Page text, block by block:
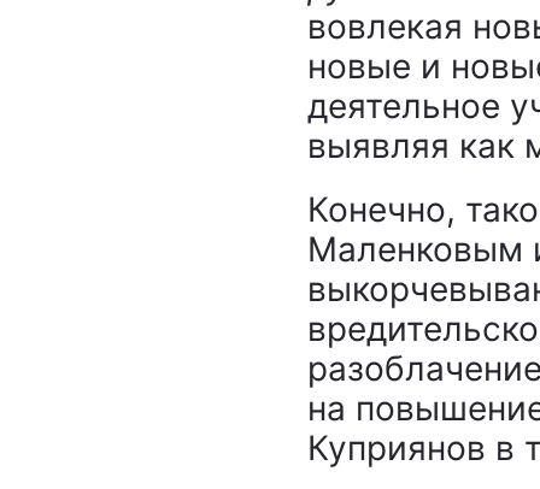
вовлекая
новые и
деятельное
выявляя как
Конечно,
Маленковым
на
Куприянов в